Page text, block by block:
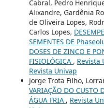
Cabral, Pedro
Alixandre, Gardênia
de Oliveira Lopes,
Carlos Lopes,
SEMENTES DE
DOSES DE ZINCO E
FISIOLÓGICA , Revista
Revista Univap
Jorge Trota Filho,
VARIAÇÃO DO CUSTO
ÁGUA FRIA , Revista